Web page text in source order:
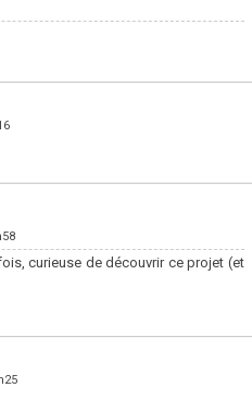
curieuse de découvrir ce projet (et